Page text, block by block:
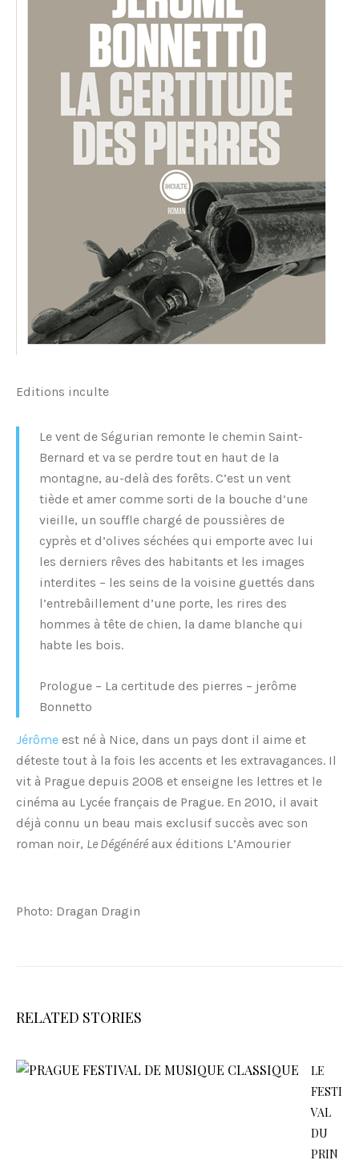
Editions inculte
Le vent de Ségurian remonte le chemin Saint-
Bernard et va se perdre tout en haut de la
montagne, au-delà des forêts. C’est un vent
tiède et amer comme sorti de la bouche d’une
vieille, un souffle chargé de poussières de
cyprès et d’olives séchées qui emporte avec lui
les derniers rêves des habitants et les images
interdites – les seins de la voisine guettés dans
l’entrebâillement d’une porte, les rires des
hommes à tête de chien, la dame blanche qui
habte les bois.
Prologue – La certitude des pierres – jerôme
Bonnetto
Jérôme est né à Nice, dans un pays dont il aime et
déteste tout à la fois les accents et les extravagances. Il
vit à Prague depuis 2008 et enseigne les lettres et le
cinéma au Lycée français de Prague. En 2010, il avait
déjà connu un beau mais exclusif succès avec son
roman noir, Le Dégénéré aux éditions L’Amourier
Photo: Dragan Dragin
RELATED STORIES
LE
FESTI
VAL
DU
PRIN